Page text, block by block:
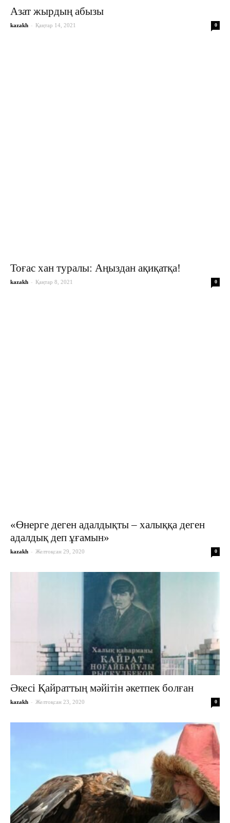
Азат жырдың абызы
kazakh - Қаңтар 14, 2021 0
Тоғас хан туралы: Аңыздан ақиқатқа!
kazakh - Қаңтар 8, 2021 0
«Өнерге деген адалдықты – халыққа деген
адалдық деп ұғамын»
kazakh - Желтоқсан 29, 2020 0
Әкесі Қайраттың мәйітін әкетпек болған
kazakh - Желтоқсан 23, 2020 0